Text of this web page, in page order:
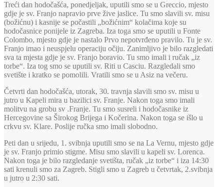
Treći dan hodočašća, ponedjeljak, uputili smo se u Greccio, mjesto
gdje je sv. Franjo napravio prve žive jaslice. Tu smo slavili sv. misu
(božićnu) i kasnije se počastili „božićnim“ kolačima koje su
hodočasnice ponijele iz Zagreba. Iza toga smo se uputili u Fonte
Colombo, mjesto gdje je nastalo Prvo nepotvrđeno pravilo. Tu je sv.
Franjo imao i neuspjelu operaciju očiju. Zanimljivo je bilo razgledati
sva ta mjesta gdje je sv. Franjo boravio. Tu smo imali i ručak „iz
torbe“. Iza tog smo se uputili sv. Riti u Casciu. Razgledali smo
svetište i kratko se pomolili. Vratili smo se u Asiz na večeru.
Četvrti dan hodočašća, utorak, 30. travnja slavili smo sv. misu u
jutro u Kapeli mira u bazilici sv. Franje. Nakon toga smo imali
molitvu na grobu sv .Franje. Tu smo susreli i hodočasnike iz
Hercegovine sa Širokog Brijega i Kočerina. Nakon toga se išlo u
crkvu sv. Klare. Poslije ručka smo imali slobodno.
Peti dan u srijedu, 1. svibnja uputili smo se na La Vernu, mjesto gdje
je sv. Franjo primio stigme. Misu smo slavili u kapeli sv. Lorenca.
Nakon toga je bilo razgledanje svetišta, ručak „iz torbe“ i iza 14:30
sati krenuli smo za Zagreb. Stigli smo u Zagreb u četvrtak, 2.svibnja
u jutro u 2:30 sati.